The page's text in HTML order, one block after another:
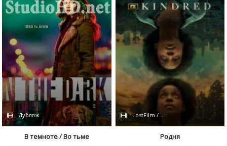
Дубляж
В темноте / Во тьме
LostFilm / Сериалы 2022 /
Родня